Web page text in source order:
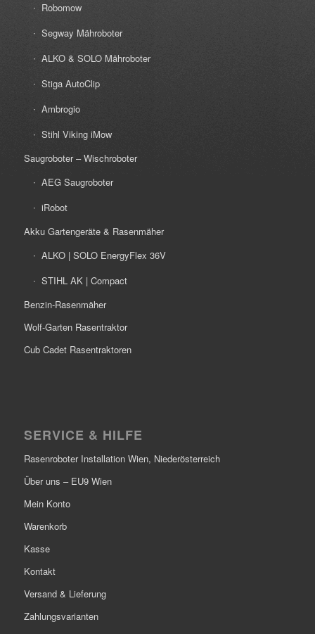
Robomow
Segway Mähroboter
ALKO & SOLO Mähroboter
Stiga AutoClip
Ambrogio
Stihl Viking iMow
Saugroboter – Wischroboter
AEG Saugroboter
iRobot
Akku Gartengeräte & Rasenmäher
ALKO | SOLO EnergyFlex 36V
STIHL AK | Compact
Benzin-Rasenmäher
Wolf-Garten Rasentraktor
Cub Cadet Rasentraktoren
SERVICE & HILFE
Rasenroboter Installation Wien, Niederösterreich
Über uns – EU9 Wien
Mein Konto
Warenkorb
Kasse
Kontakt
Versand & Lieferung
Zahlungsvarianten